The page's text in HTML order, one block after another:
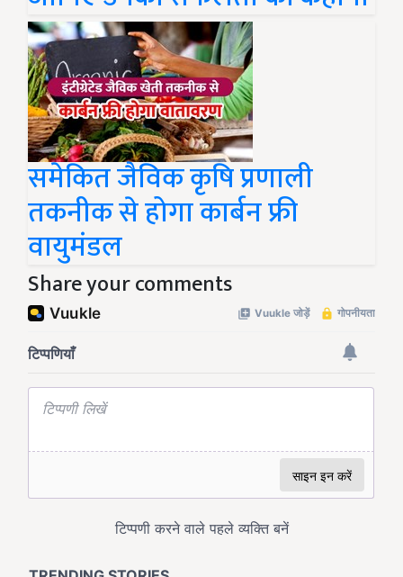
समेकित जैविक कृषि प्रणाली
तकनीक से होगा कार्बन फ्री
वायुमंडल
Share your comments